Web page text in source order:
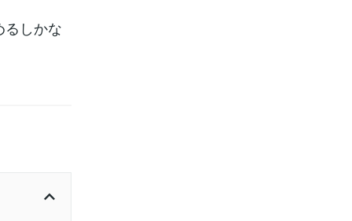
るしかな